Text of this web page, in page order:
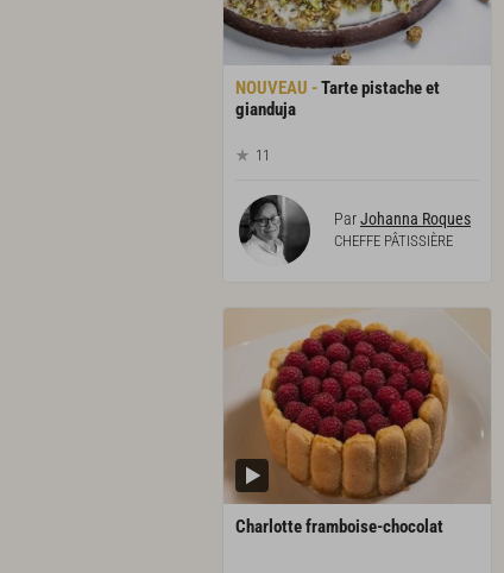
Tarte pistache et
gianduja
11
ParJohanna Roques
CHEFFE PÂTISSIÈRE
Charlotteframboise-chocolat